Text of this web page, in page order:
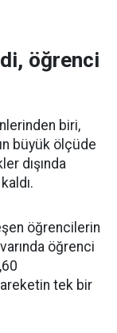
öğrenci
biri,
büyük ölçüde
dışında
öğrencilerin
öğrenci
tek bir